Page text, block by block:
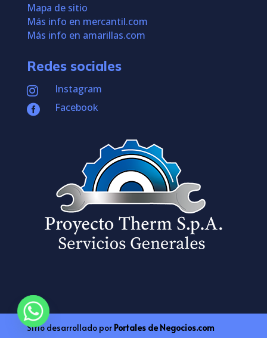
Mapa de sitio
Más info en mercantil.com
Más info en amarillas.com
Redes sociales

Instagram

Facebook
Sitio desarrollado por Portales de Negocios.com